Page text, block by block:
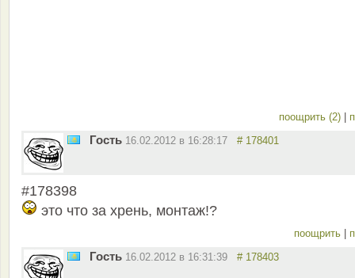
поощрить (2)
Гость 16.02.2012 в 16:28:17 # 178401
#178398
это что за хрень, монтаж!?
поощрить
Гость 16.02.2012 в 16:31:39 # 178403